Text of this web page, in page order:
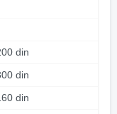
din
din
din